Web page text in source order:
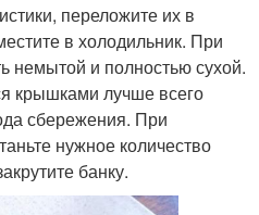
переложите их в
в холодильник. При
немытой и полностью сухой.
крышками лучше всего
сбережения. При
нужное количество
банку.